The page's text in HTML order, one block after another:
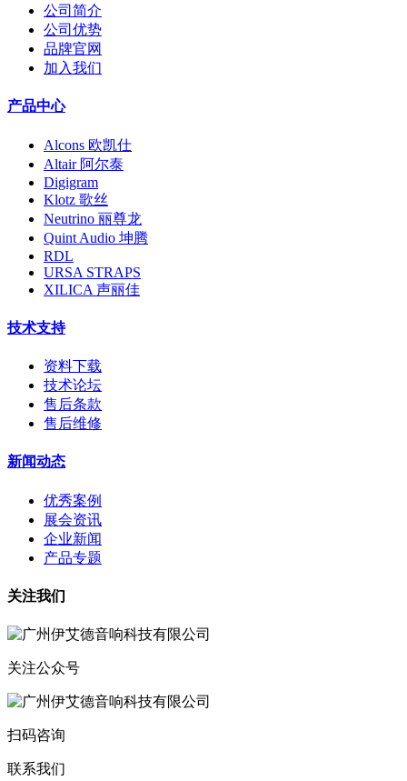
公司简介
公司优势
品牌官网
加入我们
产品中心
Alcons 欧凯仕
Altair 阿尔泰
Digigram
Klotz 歌丝
Neutrino 丽尊龙
Quint Audio 坤腾
RDL
URSA STRAPS
XILICA 声丽佳
技术支持
资料下载
技术论坛
售后条款
售后维修
新闻动态
优秀案例
展会资讯
企业新闻
产品专题
关注我们
关注公众号
扫码咨询
联系我们